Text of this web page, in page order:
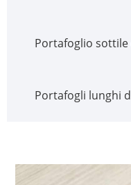
Portafoglio
Portafogli lunghi